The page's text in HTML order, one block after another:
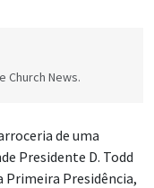
Church News.
de uma
Presidente D. Todd
Presidência,